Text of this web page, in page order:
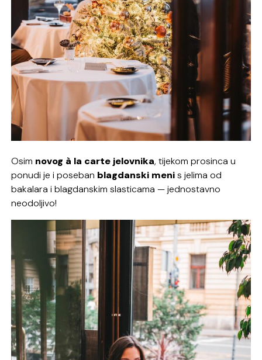
Osim novog à la carte jelovnika, tijekom prosinca u
ponudi je i poseban blagdanski menis jelima od
bakalara i blagdanskim slasticama — jednostavno
neodoljivo!